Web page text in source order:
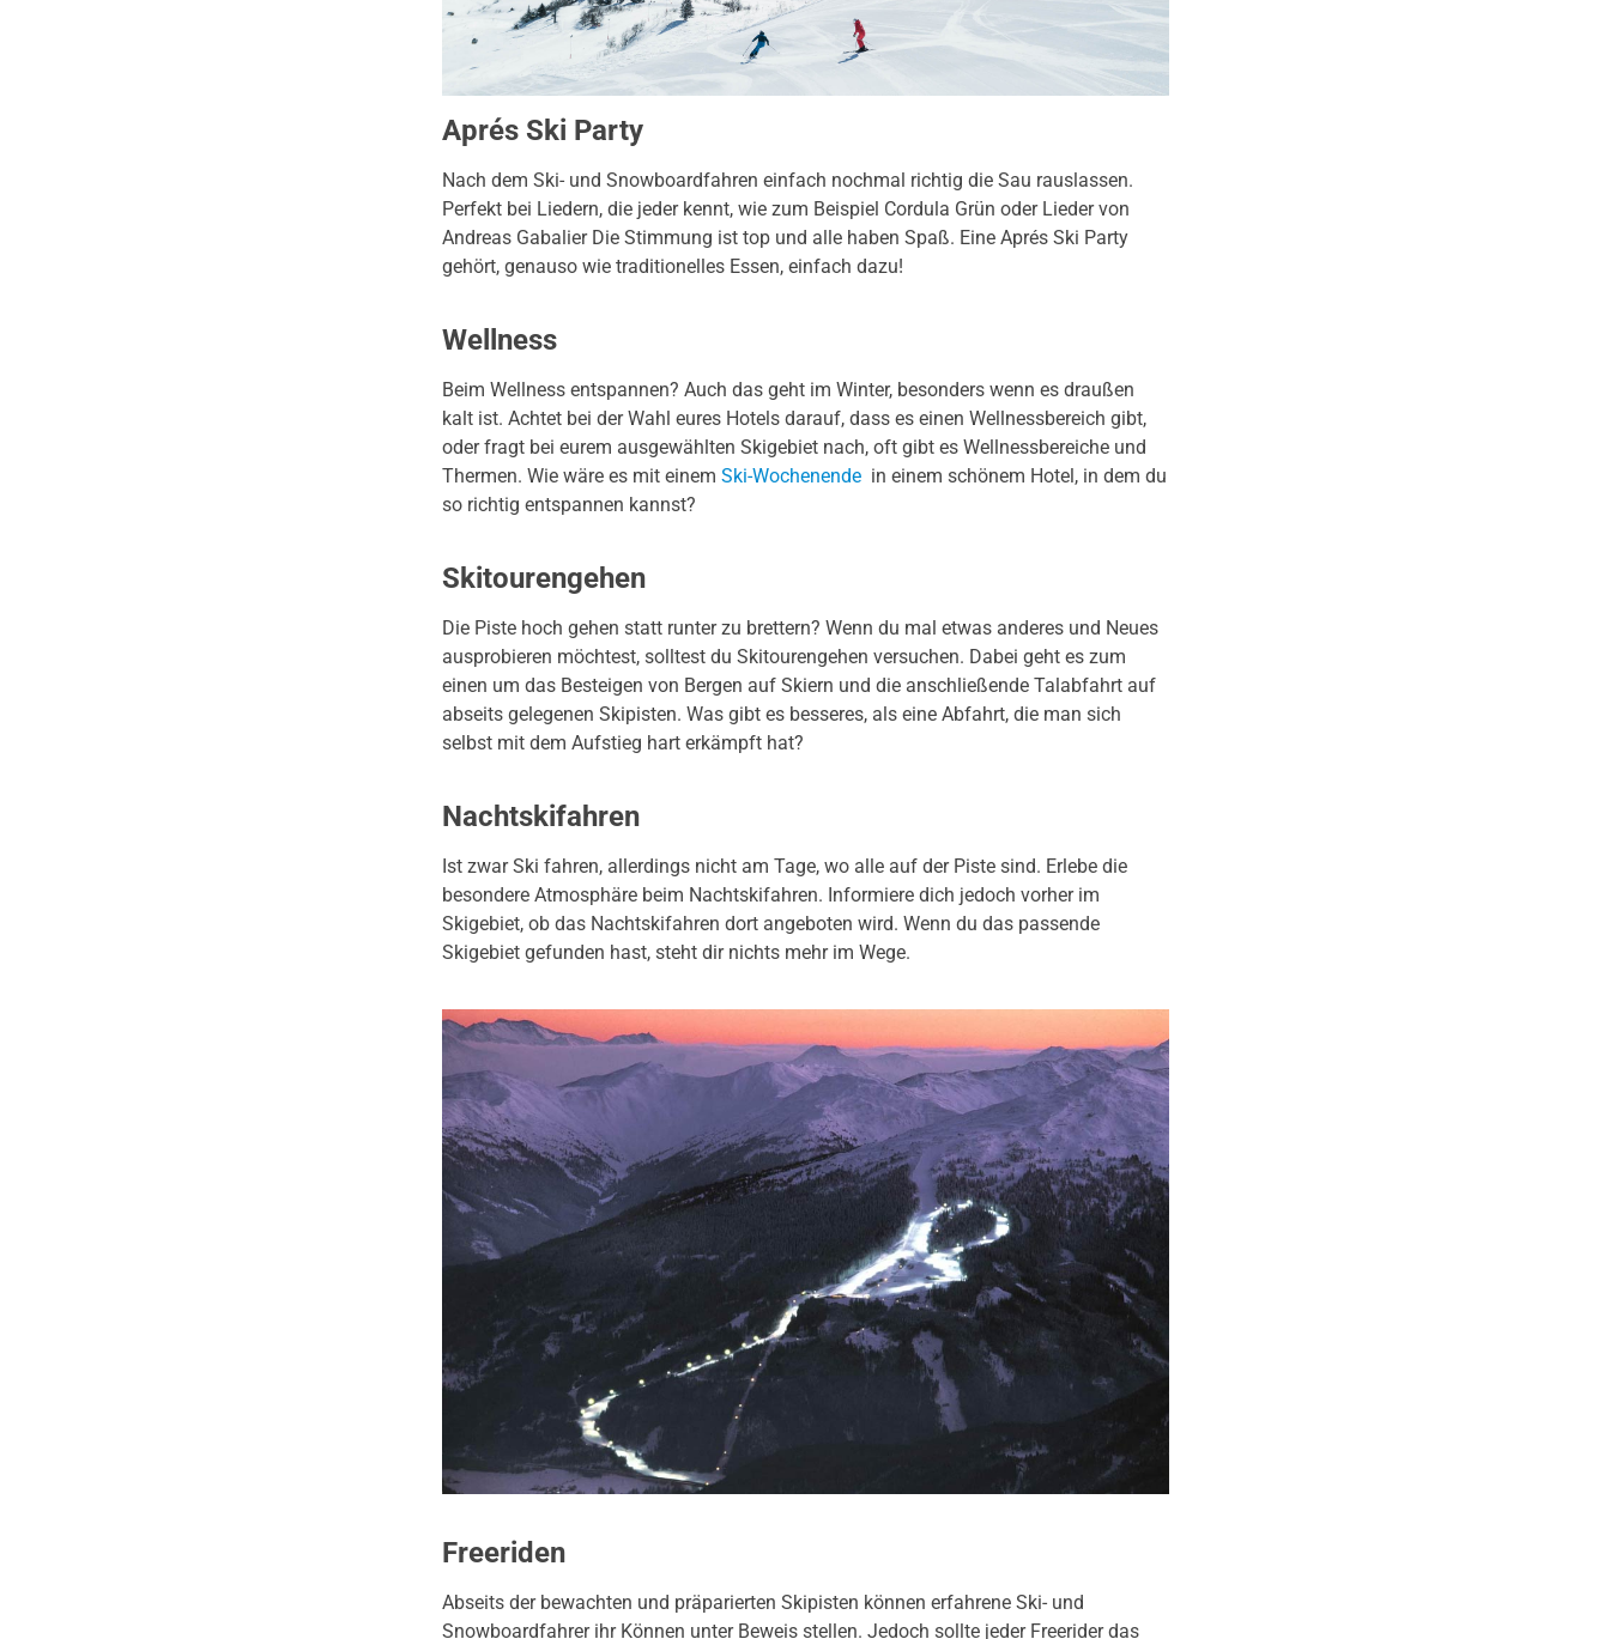
Aprés Ski Party
Nach dem Ski- und Snowboardfahren einfach nochmal richtig die Sau rauslassen.
Perfekt bei Liedern, die jeder kennt, wie zum Beispiel Cordula Grün oder Lieder von
Andreas Gabalier Die Stimmung ist top und alle haben Spaß. Eine Aprés Ski Party
gehört, genauso wie traditionelles Essen, einfach dazu!
Wellness
Beim Wellness entspannen? Auch das geht im Winter, besonders wenn es draußen
kalt ist. Achtet bei der Wahl eures Hotels darauf, dass es einen Wellnessbereich gibt,
oder fragt bei eurem ausgewählten Skigebiet nach, oft gibt es Wellnessbereiche und
Thermen. Wie wäre es mit einem Ski-Wochenendein einem schönem Hotel, in dem du
so richtig entspannen kannst?
Skitourengehen
Die Piste hoch gehen statt runter zu brettern? Wenn du mal etwas anderes und Neues
ausprobieren möchtest, solltest du Skitourengehen versuchen. Dabei geht es zum
einen um das Besteigen von Bergen auf Skiern und die anschließende Talabfahrt auf
abseits gelegenen Skipisten. Was gibt es besseres, als eine Abfahrt, die man sich
selbst mit dem Aufstieg hart erkämpft hat?
Nachtskifahren
Ist zwar Ski fahren, allerdings nicht am Tage, wo alle auf der Piste sind. Erlebe die
besondere Atmosphäre beim Nachtskifahren. Informiere dich jedoch vorher im
Skigebiet, ob das Nachtskifahren dort angeboten wird. Wenn du das passende
Skigebiet gefunden hast, steht dir nichts mehr im Wege.
Freeriden
Abseits der bewachten und präparierten Skipisten können erfahrene Ski- und
Snowboardfahrer ihr Können unter Beweis stellen. Jedoch sollte jeder Freerider das